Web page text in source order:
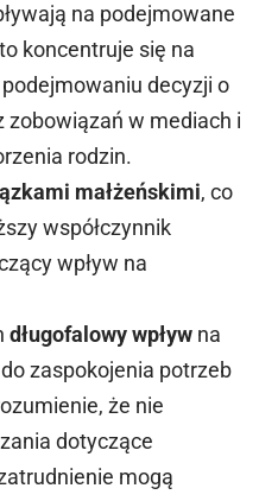
na podejmowane
koncentruje się na
decyzji o
zobowiązań w mediach i
rodzin.
małżeńskimi, co
współczynnik
wpływ na
długofalowy wpływ na
zaspokojenia potrzeb
że nie
dotyczące
mogą